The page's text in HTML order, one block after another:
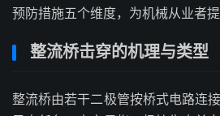
预防措施五个维度，为机械从业者提
整流桥击穿的机理与类型
整流桥由若干二极管按桥式电路连